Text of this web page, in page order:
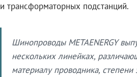
и трансформаторных подстанций.
Шинопроводы METAENERGY
нескольких линейках,
материалу проводника,